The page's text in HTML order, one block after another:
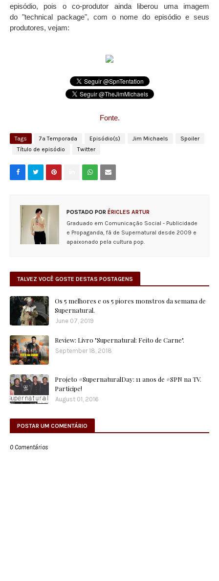
episódio, pois o co-produtor ainda liberou uma imagem
do "technical package", com o nome do episódio e seus
produtores, vejam:
Fonte.
Tags 7ª Temporada Episódio(s) Jim Michaels
Spoiler
Título de episódio
Twitter
POSTADO POR ÉRICLES ARTUR
Graduado em Comunicação Social - Publicidade
e Propaganda, fã de Supernatural desde 2009 e
apaixonado pela cultura pop.
TALVEZ VOCÊ GOSTE DESTAS POSTAGENS
Os 5 melhores e os 5 piores monstros da semana de
Supernatural.
June 07, 2019
Review: Livro "Supernatural: Feito de Carne".
September 18, 2018
Projeto #SupernaturalDay: 11 anos de #SPN na TV.
Participe!
August 01, 2016
POSTAR UM COMENTÁRIO
0 Comentários